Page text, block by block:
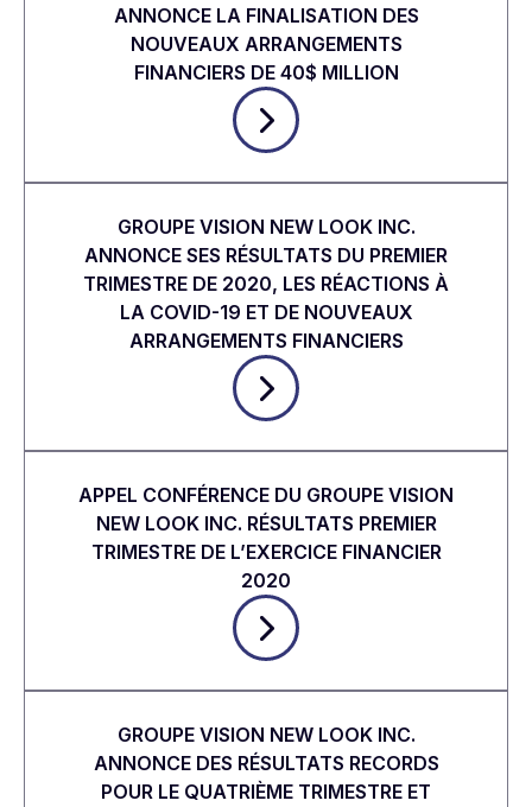
ANNONCE LA FINALISATION DES
NOUVEAUX ARRANGEMENTS
FINANCIERS DE 40$ MILLION
GROUPE VISION NEW LOOK INC.
ANNONCE SES RÉSULTATS DU PREMIER
TRIMESTRE DE 2020, LES RÉACTIONS À
LA COVID-19 ET DE NOUVEAUX
ARRANGEMENTS FINANCIERS
APPEL CONFÉRENCE DU GROUPE VISION
NEW LOOK INC. RÉSULTATS PREMIER
TRIMESTRE DE L’EXERCICE FINANCIER
2020
GROUPE VISION NEW LOOK INC.
ANNONCE DES RÉSULTATS RECORDS
POUR LE QUATRIÈME TRIMESTRE ET